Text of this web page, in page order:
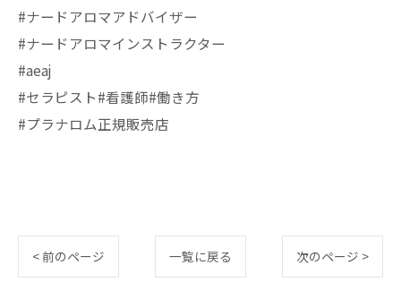
#ナードアロマアドバイザー
#ナードアロマインストラクター
#aeaj
#セラピスト#看護師#働き方
#プラナロム正規販売店
< 前のページ 一覧に戻る 次のページ >